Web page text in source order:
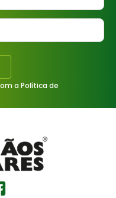
a Política de